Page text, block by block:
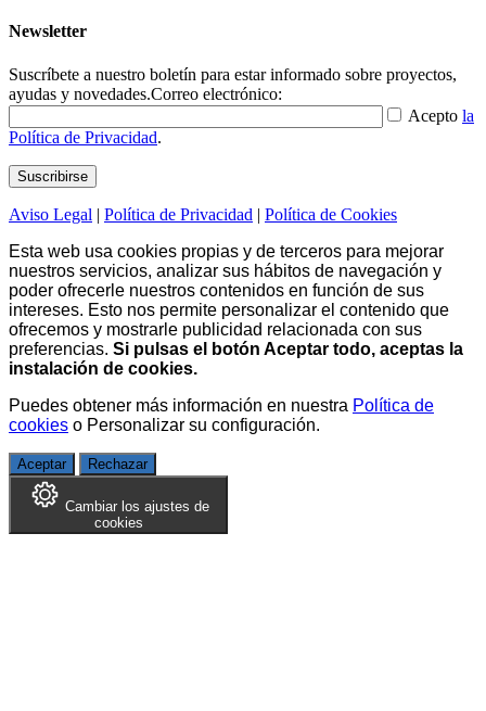
Newsletter
Suscríbete a nuestro boletín para estar informado sobre proyectos,
ayudas y novedades.Correo electrónico:
Acepto la
Política de Privacidad.
Aviso Legal | Política de Privacidad | Política de Cookies
Esta web usa cookies propias y de terceros para mejorar
nuestros servicios, analizar sus hábitos de navegación y
poder ofrecerle nuestros contenidos en función de sus
intereses. Esto nos permite personalizar el contenido que
ofrecemos y mostrarle publicidad relacionada con sus
preferencias. Si pulsas el botón Aceptar todo, aceptas la
instalación de cookies.
Puedes obtener más información en nuestra Política de
cookies o Personalizar su configuración.
Aceptar Rechazar
Cambiar los ajustes de
cookies